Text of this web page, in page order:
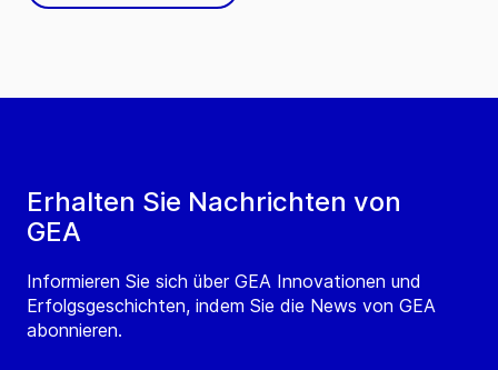
Erhalten Sie Nachrichten von
GEA
Informieren Sie sich über GEA Innovationen und
Erfolgsgeschichten, indem Sie die News von GEA
abonnieren.